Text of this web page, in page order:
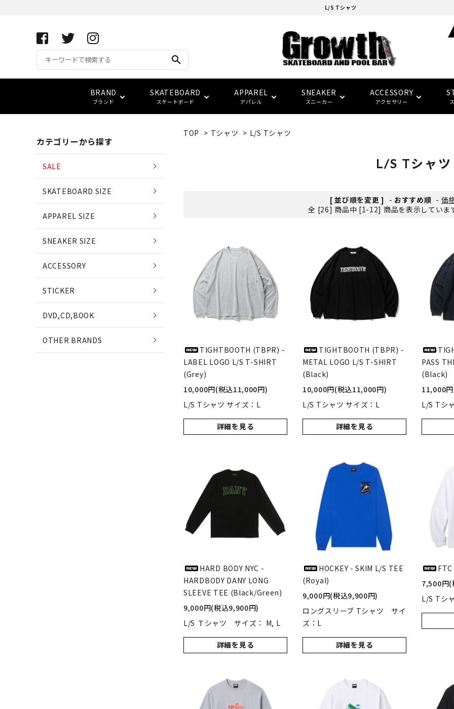
L/S Tシャツ
search
BRAND
ブランド
APRIL SKATEBOARDS
(エフティーシー)
EDGLRD
(エッジ・ロード)
(ファッキンオーサム)
(ポーラースケートカンパニー)
(クウォータースナックス)
EVISEN SKATEBOARDS
(エビセン・スケートボード)
HOCKEY SKATEBOARDS
(ホッケー・スケートボー
SLD SKATEBOARDS
(エスエルディー)
NEW BALANCE NUMERIC
(ニューバランス ヌメリック)
VANS
(ヴァンズ)
Growth
(グロース)
SKATEBOARD
スケートボード
コンプリート(完成品)
ベアリング
デッキ サイズ別一覧
APPAREL
アパレル
アパレル サイズ別一覧
スウェット
SNEAKER
スニーカー
サイズ検索
vans
セール シューズ
ACCESSORY
アクセサリー
キーホルダー
ベルト
ギフト
FUCKING AWESOME
TOP > Tシャツ > L/S Tシャツ
L/S Tシャツ
[ 並び順を変更 ] - おすすめ順 - 価
全 [26] 商品中 [1-12] 商品を表示していま
TIGHTBOOTH (TBPR) -
LABEL LOGO L/S T-SHIRT
(Grey)
10,000円(税込11,000円)
L/S Tシャツ サイズ：L
詳細を見る
TIGHTBOOTH (TBPR) -
METAL LOGO L/S T-SHIRT
(Black)
10,000円(税込11,000円)
L/S Tシャツ サイズ：L
詳細を見る
PASS
(Black)
11,000
L/S Tシ
HARD BODY NYC -
HARDBODY DANY LONG
SLEEVE TEE (Black/Green)
9,000円(税込9,900円)
L/S Ｔシャツ サイズ： M, L
詳細を見る
HOCKEY - SKIM L/S TEE
(Royal)
9,000円(税込9,900円)
ロングスリーブ Tシャツ サイ
ズ：L
詳細を見る
7,500円(
L/S Tシ
カテゴリーから探す
SALE
SKATEBOARD SIZE
APPAREL SIZE
SNEAKER SIZE
ACCESSORY
STICKER
DVD,CD,BOOK
OTHER BRANDS